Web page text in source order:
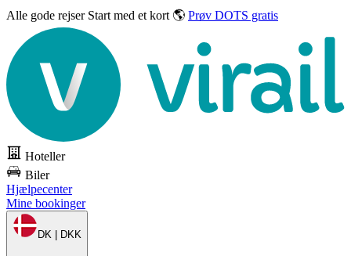
Alle gode rejser Start med et kort 🌎 Prøv DOTS gratis
Hoteller
Biler
Hjælpecenter
Mine bookinger
DK | DKK